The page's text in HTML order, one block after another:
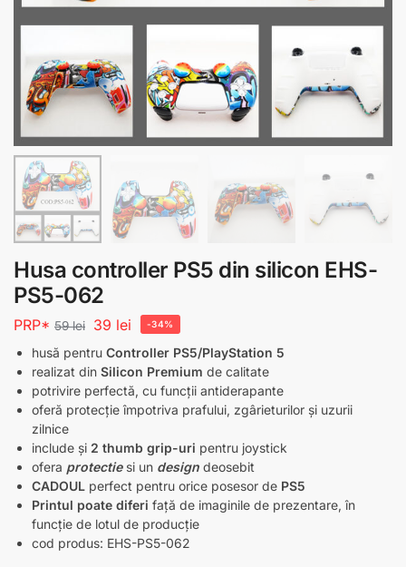
Husa controller PS5 din silicon EHS-
PS5-062
PRP* 59lei 39 lei -34%
husă pentru Controller PS5/PlayStation 5
realizat din Silicon Premium de calitate
potrivire perfectă, cu funcții antiderapante
oferă protecție împotriva prafului, zgârieturilor și uzurii
zilnice
include și 2 thumb grip-uri pentru joystick
ofera protectiesi un design deosebit
CADOUL perfect pentru orice posesor de PS5
Printul poate diferi față de imaginile de prezentare, în
funcție de lotul de producție
cod produs: EHS-PS5-062